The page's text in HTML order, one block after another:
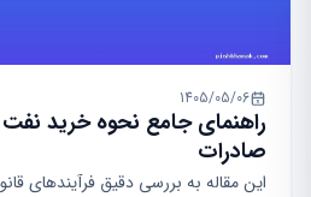
1405/05/06
راهنمای جامع نحوه خرید
صادرات
این مقاله به بررسی دقیق فرآیندهای